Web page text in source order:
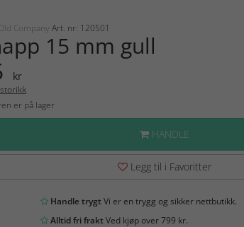
Company Art. nr: 120501
15 mm gull
kr
er på lager
HANDLE
Legg til i Favoritter
Handle trygtVi er en trygg og sikker nettbutikk.
Alltid fri fraktVed kjøp over 799 kr.